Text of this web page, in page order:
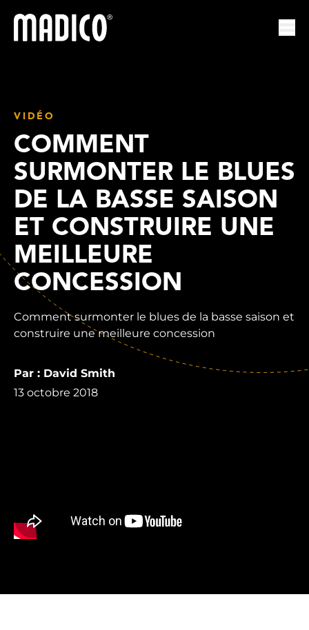
Madico
VIDÉO
COMMENT
SURMONTER LE BLUES
DE LA BASSE SAISON
ET CONSTRUIRE UNE
MEILLEURE
CONCESSION
Comment surmonter le blues de la basse saison et
construire une meilleure concession
Par : David Smith
13 octobre 2018